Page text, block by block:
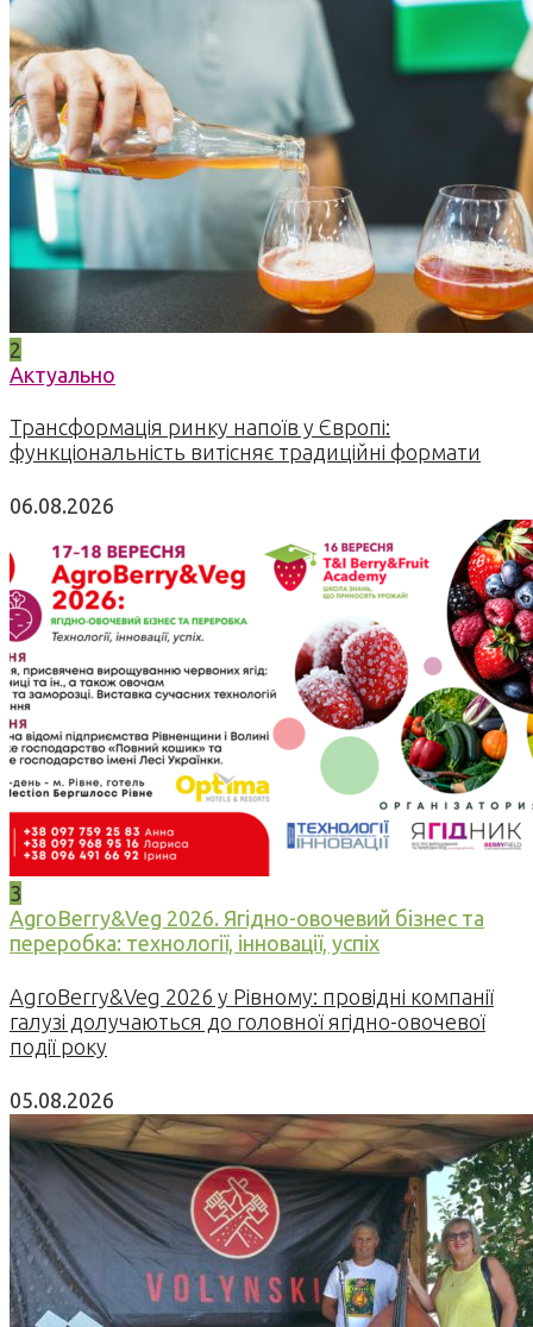
2
Актуально
Трансформація ринку напоїв у Європі:
функціональність витісняє традиційні формати
06.08.2026
3
AgroBerry&Veg 2026. Ягідно-овочевий бізнес та
переробка: технології, інновації, успіх
AgroBerry&Veg 2026 у Рівному: провідні компанії
галузі долучаються до головної ягідно-овочевої
події року
05.08.2026